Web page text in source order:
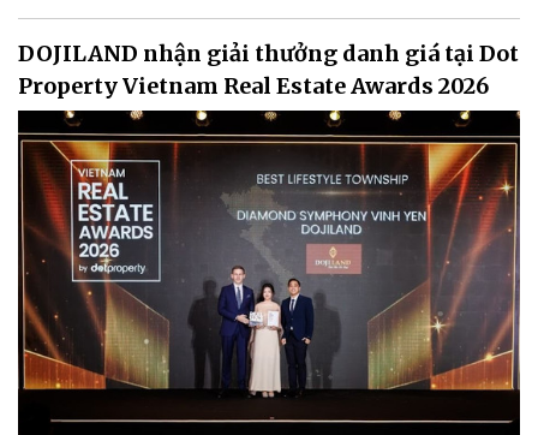
DOJILAND nhận giải thưởng danh giá tại Dot
Property Vietnam Real Estate Awards 2026